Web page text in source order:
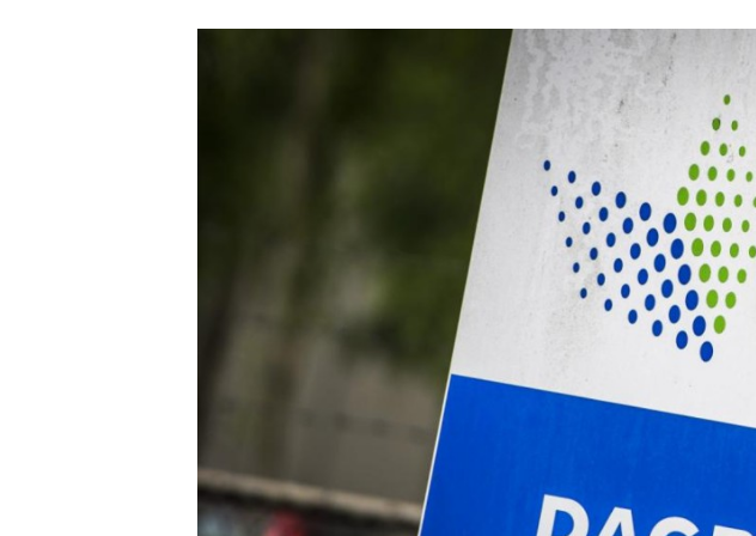
Gedragsverandering
Influencer marketing
Interne communicatie